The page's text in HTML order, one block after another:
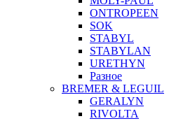
ONTROPEEN
SOK
STABYL
STABYLAN
URETHYN
Разное
BREMER & LEGUIL
GERALYN
RIVOLTA